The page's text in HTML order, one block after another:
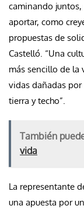
caminando juntos,
aportar, como
propuestas de
Castelló. “Una
más sencillo de la
vidas dañadas
tierra y techo”.
También
vida
La representante
una apuesta por